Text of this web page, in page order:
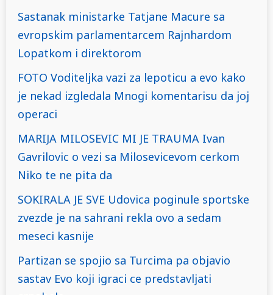
Sastanak ministarke Tatjane Macure sa
evropskim parlamentarcem Rajnhardom
Lopatkom i direktorom
FOTO Voditeljka vazi za lepoticu a evo kako
je nekad izgledala Mnogi komentarisu da joj
operaci
MARIJA MILOSEVIC MI JE TRAUMA Ivan
Gavrilovic o vezi sa Milosevicevom cerkom
Niko te ne pita da
SOKIRALA JE SVE Udovica poginule sportske
zvezde je na sahrani rekla ovo a sedam
meseci kasnije
Partizan se spojio sa Turcima pa objavio
sastav Evo koji igraci ce predstavljati